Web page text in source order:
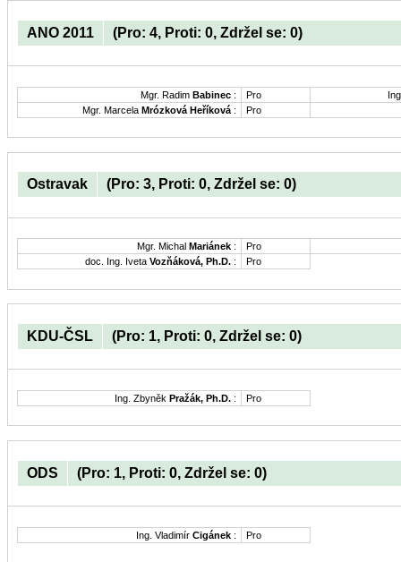
ANO 2011 (Pro: 4, Proti: 0, Zdržel se: 0)
Mgr. Radim Babinec : Pro
Mgr. Marcela Mrózková Heříková : Pro
Ostravak (Pro: 3, Proti: 0, Zdržel se: 0)
Mgr. Michal Mariánek :
Pro
doc. Ing. Iveta Vozňáková, Ph.D. : Pro
KDU-ČSL (Pro: 1, Proti: 0, Zdržel se: 0)
Ing. Zbyněk Pražák, Ph.D. : Pro
ODS (Pro: 1, Proti: 0, Zdržel se: 0)
Ing. Vladimír Cigánek : Pro